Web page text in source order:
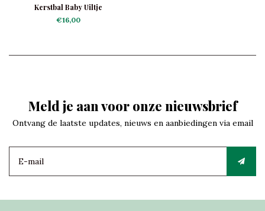
Kerstbal Baby Uiltje
€16,00
Meld je aan voor onze nieuwsbrief
Ontvang de laatste updates, nieuws en aanbiedingen via email